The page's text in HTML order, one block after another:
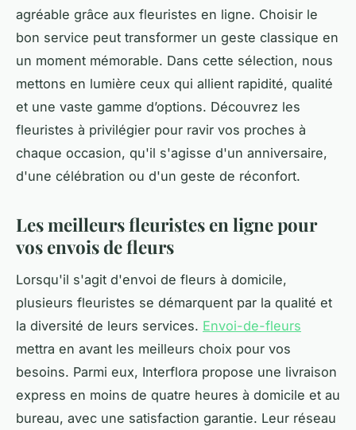
agréable grâce aux fleuristes en ligne. Choisir le
bon service peut transformer un geste classique en
un moment mémorable. Dans cette sélection, nous
mettons en lumière ceux qui allient rapidité, qualité
et une vaste gamme d’options. Découvrez les
fleuristes à privilégier pour ravir vos proches à
chaque occasion, qu'il s'agisse d'un anniversaire,
d'une célébration ou d'un geste de réconfort.
Les meilleurs fleuristes en ligne pour
vos envois de fleurs
Lorsqu'il s'agit d'envoi de fleurs à domicile,
plusieurs fleuristes se démarquent par la qualité et
la diversité de leurs services. Envoi-de-fleurs
mettra en avant les meilleurs choix pour vos
besoins. Parmi eux, Interflora propose une livraison
express en moins de quatre heures à domicile et au
bureau, avec une satisfaction garantie. Leur réseau